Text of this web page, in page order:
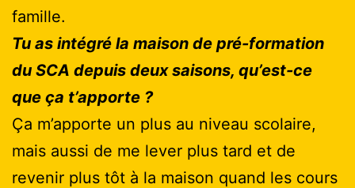
famille.
Tu as intégré la maison de pré-formation
du SCA depuis deux saisons, qu’est-ce
que ça t’apporte ?
Ça m’apporte un plus au niveau scolaire,
mais aussi de me lever plus tard et de
revenir plus tôt à la maison quand les cours